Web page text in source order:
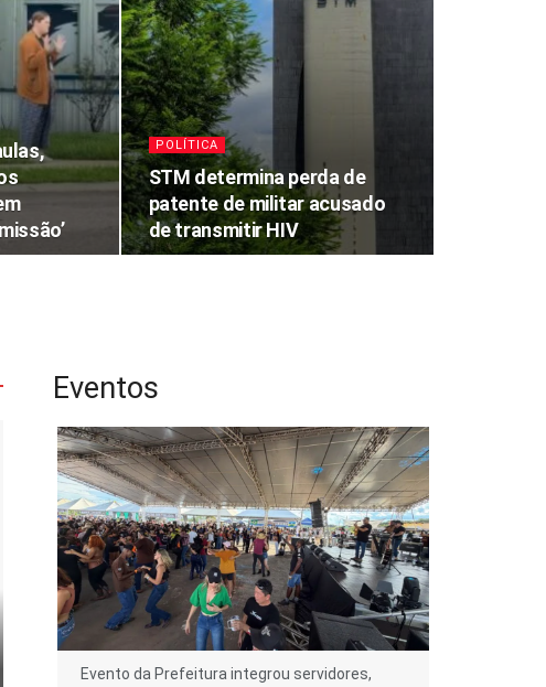
POLÍTICA
STM determina perda de
patente de militar acusado
de transmitir HIV
Eventos
Evento da Prefeitura integrou servidores,